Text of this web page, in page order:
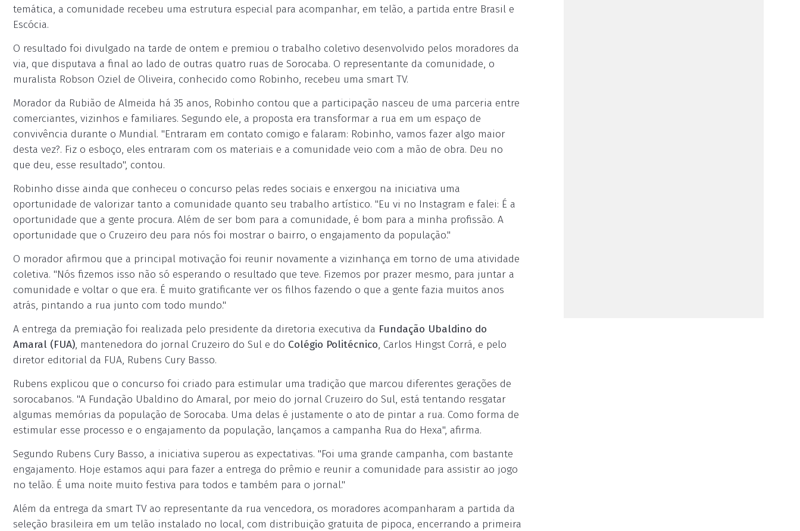
temática, a comunidade recebeu uma estrutura especial para acompanhar, em telão, a partida entre Brasil e
Escócia.
O resultado foi divulgado na tarde de ontem e premiou o trabalho coletivo desenvolvido pelos moradores da
via, que disputava a final ao lado de outras quatro ruas de Sorocaba. O representante da comunidade, o
muralista Robson Oziel de Oliveira, conhecido como Robinho, recebeu uma smart TV.
Morador da Rubião de Almeida há 35 anos, Robinho contou que a participação nasceu de uma parceria entre
comerciantes, vizinhos e familiares. Segundo ele, a proposta era transformar a rua em um espaço de
convivência durante o Mundial. "Entraram em contato comigo e falaram: Robinho, vamos fazer algo maior
desta vez?. Fiz o esboço, eles entraram com os materiais e a comunidade veio com a mão de obra. Deu no
que deu, esse resultado", contou.
Robinho disse ainda que conheceu o concurso pelas redes sociais e enxergou na iniciativa uma
oportunidade de valorizar tanto a comunidade quanto seu trabalho artístico. "Eu vi no Instagram e falei: É a
oportunidade que a gente procura. Além de ser bom para a comunidade, é bom para a minha profissão. A
oportunidade que o Cruzeiro deu para nós foi mostrar o bairro, o engajamento da população."
O morador afirmou que a principal motivação foi reunir novamente a vizinhança em torno de uma atividade
coletiva. "Nós fizemos isso não só esperando o resultado que teve. Fizemos por prazer mesmo, para juntar a
comunidade e voltar o que era. É muito gratificante ver os filhos fazendo o que a gente fazia muitos anos
atrás, pintando a rua junto com todo mundo."
A entrega da premiação foi realizada pelo presidente da diretoria executiva da Fundação Ubaldino do
Amaral (FUA), mantenedora do jornal Cruzeiro do Sul e do Colégio Politécnico, Carlos Hingst Corrá, e pelo
diretor editorial da FUA, Rubens Cury Basso.
Rubens explicou que o concurso foi criado para estimular uma tradição que marcou diferentes gerações de
sorocabanos. "A Fundação Ubaldino do Amaral, por meio do jornal Cruzeiro do Sul, está tentando resgatar
algumas memórias da população de Sorocaba. Uma delas é justamente o ato de pintar a rua. Como forma de
estimular esse processo e o engajamento da população, lançamos a campanha Rua do Hexa", afirma.
Segundo Rubens Cury Basso, a iniciativa superou as expectativas. "Foi uma grande campanha, com bastante
engajamento. Hoje estamos aqui para fazer a entrega do prêmio e reunir a comunidade para assistir ao jogo
no telão. É uma noite muito festiva para todos e também para o jornal."
Além da entrega da smart TV ao representante da rua vencedora, os moradores acompanharam a partida da
seleção brasileira em um telão instalado no local, com distribuição gratuita de pipoca, encerrando a primeira